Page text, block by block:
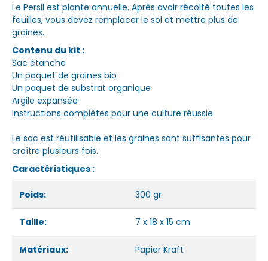
Le Persil est plante annuelle. Après avoir récolté toutes les
feuilles, vous devez remplacer le sol et mettre plus de
graines.
Contenu du kit :
Sac étanche
Un paquet de graines bio
Un paquet de substrat organique
Argile expansée
Instructions complètes pour une culture réussie.
Le sac est réutilisable et les graines sont suffisantes pour
croître plusieurs fois.
Caractéristiques :
Poids: 300 gr
Taille: 7 x 18 x 15 cm
Matériaux: Papier Kraft